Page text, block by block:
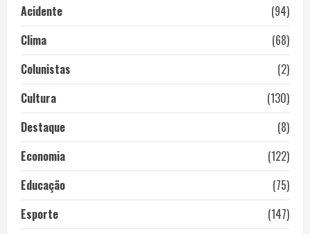
Acidente
(94)
Clima
(68)
Colunistas
(2)
Cultura
(130)
Destaque
(8)
Economia
(122)
Educação
(75)
Esporte
(147)